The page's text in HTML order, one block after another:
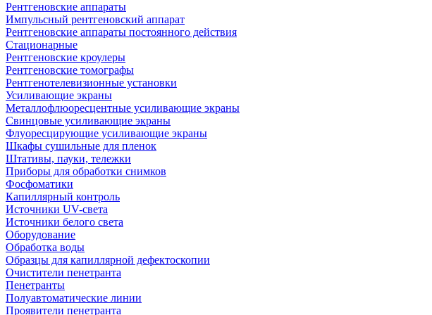
Рентгеновские аппараты
Импульсный рентгеновский аппарат
Рентгеновские аппараты постоянного действия
Стационарные
Рентгеновские кроулеры
Рентгеновские томографы
Рентгенотелевизионные установки
Усиливающие экраны
Металлофлюоресцентные усиливающие экраны
Свинцовые усиливающие экраны
Флуоресцирующие усиливающие экраны
Шкафы сушильные для пленок
Штативы, пауки, тележки
Приборы для обработки снимков
Фосфоматики
Капиллярный контроль
Источники UV-света
Источники белого света
Оборудование
Обработка воды
Образцы для капиллярной дефектоскопии
Очистители пенетранта
Пенетранты
Полуавтоматические линии
Проявители пенетранта